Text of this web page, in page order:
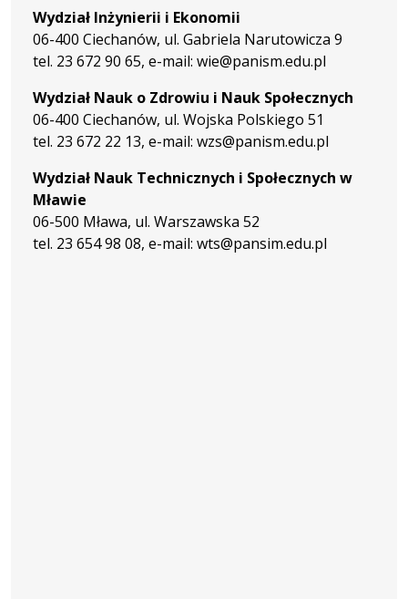
Wydział Inżynierii i Ekonomii
06-400 Ciechanów, ul. Gabriela Narutowicza 9
tel. 23 672 90 65, e-mail: wie@panism.edu.pl
Wydział Nauk o Zdrowiu i Nauk Społecznych
06-400 Ciechanów, ul. Wojska Polskiego 51
tel. 23 672 22 13, e-mail: wzs@panism.edu.pl
Wydział Nauk Technicznych i Społecznych w
Mławie
06-500 Mława, ul. Warszawska 52
tel. 23 654 98 08, e-mail: wts@pansim.edu.pl